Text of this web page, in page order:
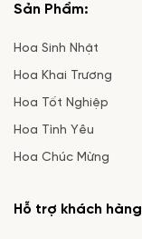
Sản Phẩm:
Hoa Sinh Nhật
Hoa Khai Trương
Hoa Tốt Nghiệp
Hoa Tình Yêu
Hoa Chúc Mừng
Hỗ trợ khách hàng